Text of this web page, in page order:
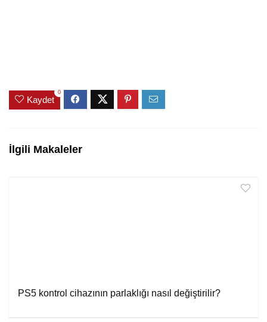
Kaydet
0
İlgili Makaleler
PS5 kontrol cihazının parlaklığı nasıl değiştirilir?